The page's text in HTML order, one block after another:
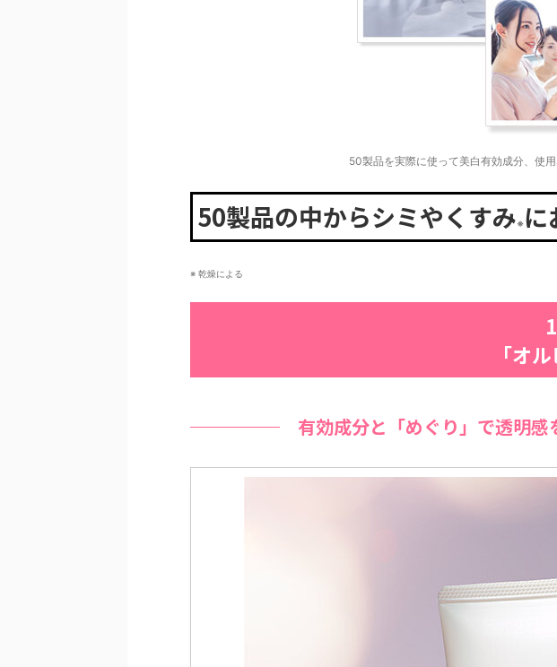
50製品を実際に使って美白有効成分、使
50製品の中からシミやくすみ※に
※ 乾燥による
「オ
有効成分と「めぐり」で透明